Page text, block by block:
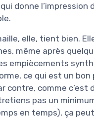
donne l’impression
elle, tient bien.
même après
empiècements
ce qui est un bon
contre, comme c’est
pas un
en temps), ça